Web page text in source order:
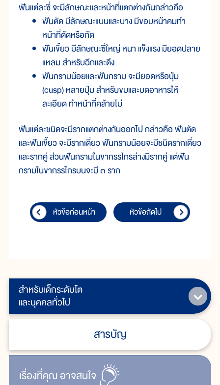
สำหรับเด็กระดับโต
และบุคคลทั่วไป
สารบัญ
เรื่ิองที่คุณอาจสนใจ
ฟันแต่ละซี่ จะมีลักษณะและหน้าที่แตกต่างกันกล่าวคือ
ฟันตัด มีลักษณะแบนและบาง มีขอบหน้าคมทำ
หน้าที่ตัดหรือกัด
ฟันเขี้ยว มีลักษณะซี่ใหญ่ หนา แข็งแรง มียอดปลาย
แหลม สำหรับฉีกและดึง
ฟันกรามน้อยและฟันกราม จะมียอดหรือปุ่ม
(cusp) หลายปุ่ม สำหรับขบและบดอาหารให้
ละเอียด ทำหน้าที่คล้ายโม่
ฟันแต่ละชนิดจะมีรากแตกต่างกันออกไป กล่าวคือ ฟันตัด
และฟันเขี้ยว จะมีรากเดี่ยว ฟันกรามน้อยจะมีชนิดรากเดี่ยว
และรากคู่ ส่วนฟันกรามในขากรรไกรล่างมีรากคู่ แต่ฟัน
กรามในขากรรไกรบนจะมี ๓ ราก
หัวข้อก่อนหน้า หัวข้อถัดไป